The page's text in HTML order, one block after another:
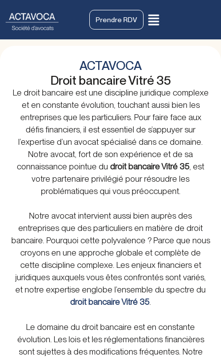
Prendre RDV
ACTAVOCA
Droit bancaire Vitré 35
Le droit bancaire est une discipline juridique complexe
et en constante évolution, touchant aussi bien les
entreprises que les particuliers. Pour faire face aux
défis financiers, il est essentiel de s’appuyer sur
l’expertise d’un avocat spécialisé dans ce domaine.
Notre avocat, fort de son expérience et de sa
connaissance pointue du droit bancaire Vitré 35 , est
votre partenaire privilégié pour résoudre les
problématiques qui vous préoccupent.
Notre avocat intervient aussi bien auprès des
entreprises que des particuliers en matière de droit
bancaire. Pourquoi cette polyvalence ? Parce que nous
croyons en une approche globale et complète de
cette discipline complexe. Les enjeux financiers et
juridiques auxquels vous êtes confrontés sont variés,
et notre expertise englobe l’ensemble du spectre du
droit bancaire Vitré 35.
Le domaine du droit bancaire est en constante
évolution. Les lois et les réglementations financières
sont sujettes à des modifications fréquentes. Notre